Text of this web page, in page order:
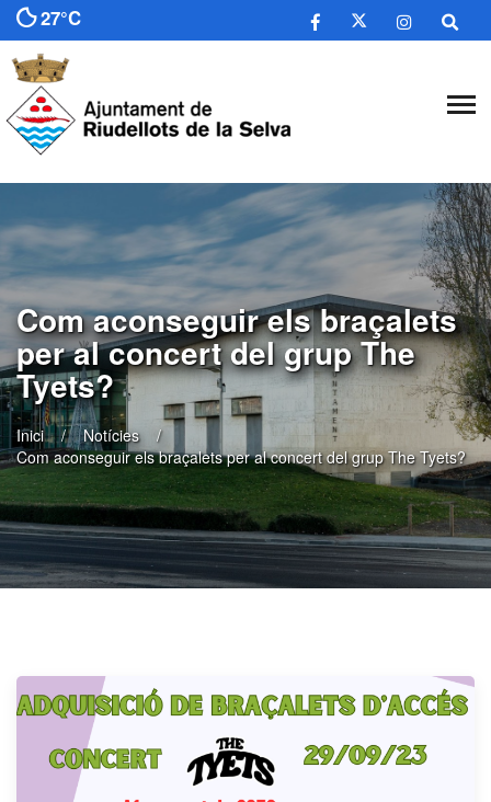
27°C
Com aconseguir els braçalets
per al concert del grup The
Tyets?
Inici
Notícies
Com aconseguir els braçalets per al concert del grup The Tyets?